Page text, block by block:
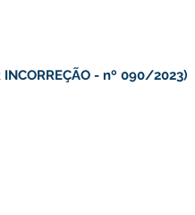
INCORREÇÃO - nº 090/2023)